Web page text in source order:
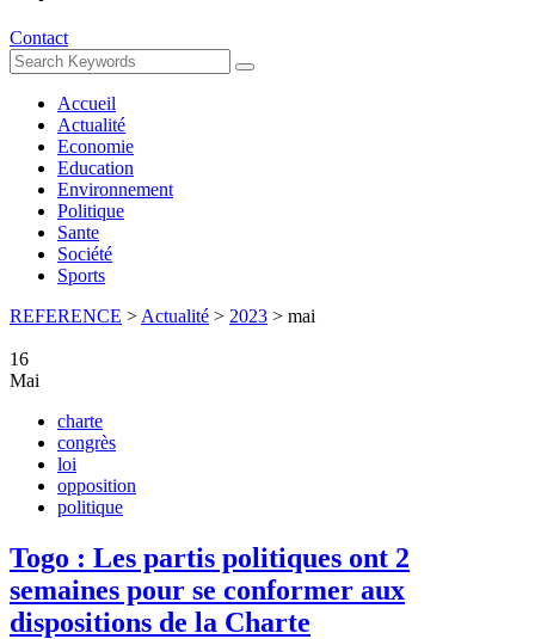
Contact
Accueil
Actualité
Economie
Education
Environnement
Politique
Sante
Société
Sports
REFERENCE > Actualité > 2023 > mai
16
Mai
charte
congrès
loi
opposition
politique
Togo : Les partis politiques ont 2
semaines pour se conformer aux
dispositions de la Charte